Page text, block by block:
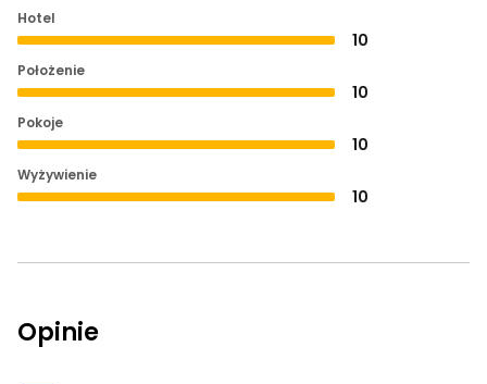
Hotel
10
Położenie
10
Pokoje
10
Wyżywienie
10
Opinie